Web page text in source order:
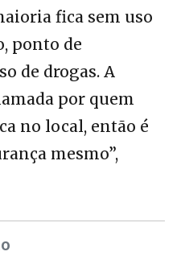
fica sem uso
ponto de
de drogas. A
por quem
no local, então é
mesmo”,